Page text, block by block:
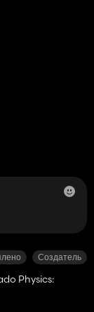
Создатель
Physics: